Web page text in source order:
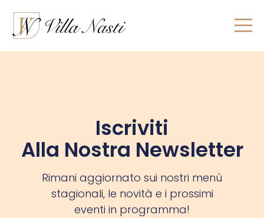
Iscriviti
Alla Nostra Newsletter
Rimani aggiornato sui nostri menù
stagionali, le novità e i prossimi
eventi in programma!